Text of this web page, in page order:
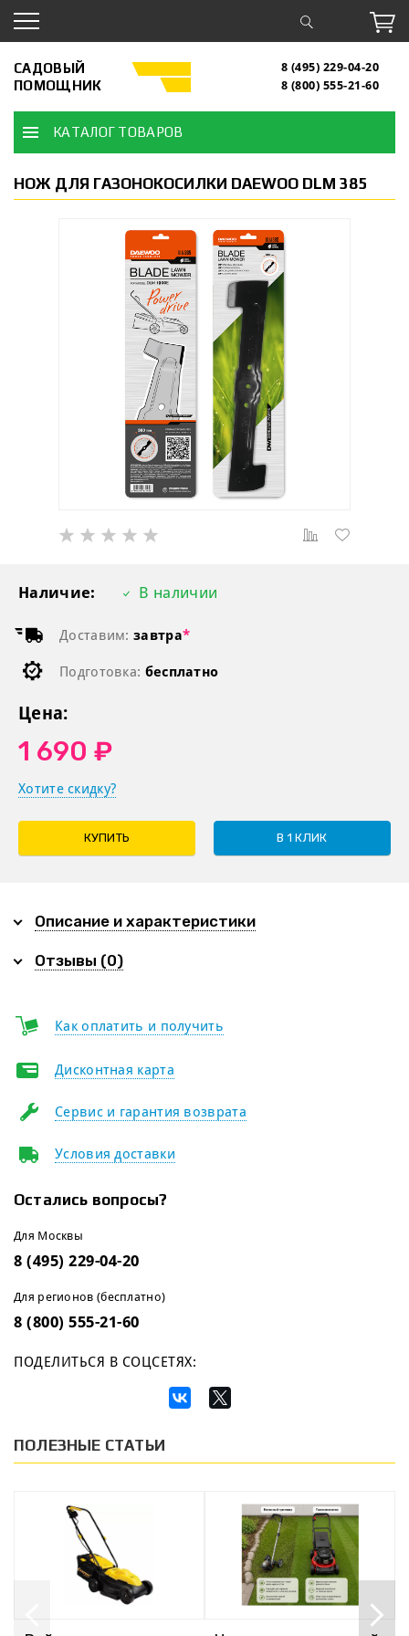
САДОВЫЙ
ПОМОЩНИК
8 (495) 229-04-20
8 (800) 555-21-60
КАТАЛОГ ТОВАРОВ
НОЖ ДЛЯ ГАЗОНОКОСИЛКИ DAEWOO DLM 385
Наличие: В наличии
Доставим: завтра*
Подготовка: бесплатно
Цена:
1 690 ₽
Хотите скидку?
КУПИТЬ В 1 КЛИК
Описание и характеристики
Отзывы (0)
Как оплатить и получить
Дисконтная карта
Сервис и гарантия возврата
Условия доставки
Остались вопросы?
Для Москвы
8 (495) 229-04-20
Для регионов (бесплатно)
8 (800) 555-21-60
ПОДЕЛИТЬСЯ В СОЦСЕТЯХ:
ПОЛЕЗНЫЕ СТАТЬИ